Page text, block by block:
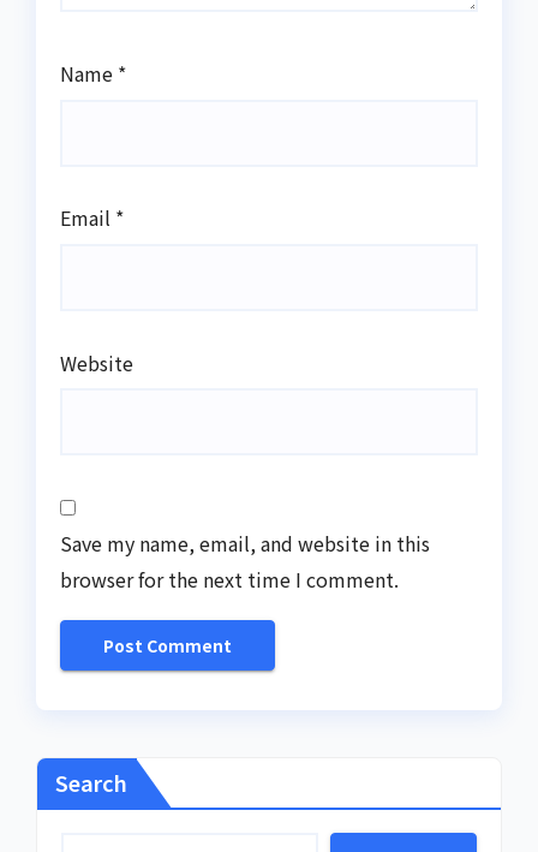
Name *
Email *
Website
Save my name, email, and website in this
browser for the next time I comment.
Search